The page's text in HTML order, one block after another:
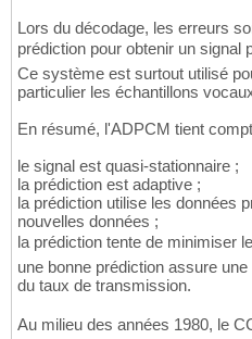
Lors du décodage, les erreurs
prédiction pour obtenir un signal
Ce système est surtout utilisé
particulier les échantillons
En résumé, l'ADPCM tient
le signal est quasi-stationnaire ;
la prédiction est adaptive ;
la prédiction utilise les données
nouvelles données ;
la prédiction tente de minimiser
une bonne prédiction assure
du taux de transmission.
Au milieu des années 1980, le